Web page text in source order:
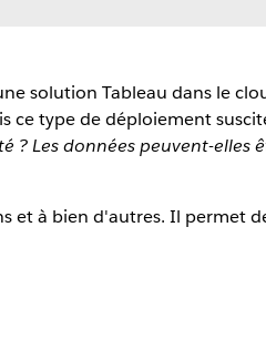
solution Tableau dans le
ce type de déploiement
? Les données peuvent-
et à bien d'autres. Il permet